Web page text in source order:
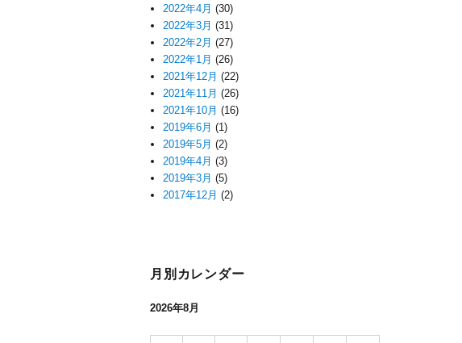
2022年4月 (30)
2022年3月 (31)
2022年2月 (27)
2022年1月 (26)
2021年12月 (22)
2021年11月 (26)
2021年10月 (16)
2019年6月 (1)
2019年5月 (2)
2019年4月 (3)
2019年3月 (5)
2017年12月 (2)
月別カレンダー
2026年8月